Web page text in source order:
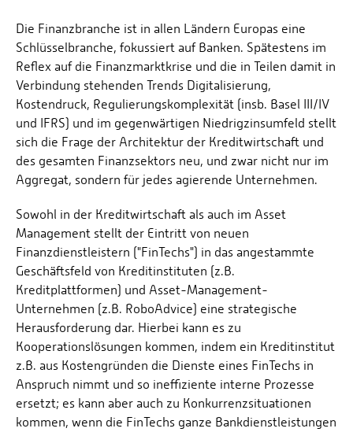
Die Finanzbranche ist in allen Ländern Europas eine
Schlüsselbranche, fokussiert auf Banken. Spätestens im
Reflex auf die Finanzmarktkrise und die in Teilen damit in
Verbindung stehenden Trends Digitalisierung,
Kostendruck, Regulierungskomplexität (insb. Basel III/IV
und IFRS) und im gegenwärtigen Niedrigzinsumfeld stellt
sich die Frage der Architektur der Kreditwirtschaft und
des gesamten Finanzsektors neu, und zwar nicht nur im
Aggregat, sondern für jedes agierende Unternehmen.
Sowohl in der Kreditwirtschaft als auch im Asset
Management stellt der Eintritt von neuen
Finanzdienstleistern ("FinTechs") in das angestammte
Geschäftsfeld von Kreditinstituten (z.B.
Kreditplattformen) und Asset-Management-
Unternehmen (z.B. RoboAdvice) eine strategische
Herausforderung dar. Hierbei kann es zu
Kooperationslösungen kommen, indem ein Kreditinstitut
z.B. aus Kostengründen die Dienste eines FinTechs in
Anspruch nimmt und so ineffiziente interne Prozesse
ersetzt; es kann aber auch zu Konkurrenzsituationen
kommen, wenn die FinTechs ganze Bankdienstleistungen